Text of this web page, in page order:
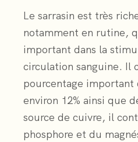
Le sarrasin est très
notamment en rutine,
important dans la
circulation sanguine. Il
pourcentage important
environ 12% ainsi que
source de cuivre, il
phosphore et du